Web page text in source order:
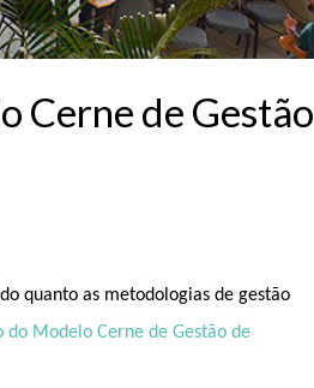
Cerne de Gestão
quanto as metodologias de gestão
do Modelo Cerne de Gestão de